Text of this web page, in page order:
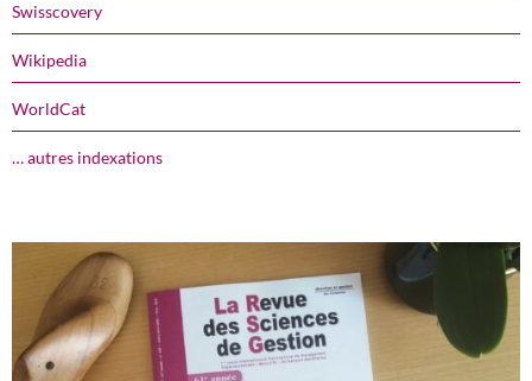
Swisscovery
Wikipedia
WorldCat
… autres indexations